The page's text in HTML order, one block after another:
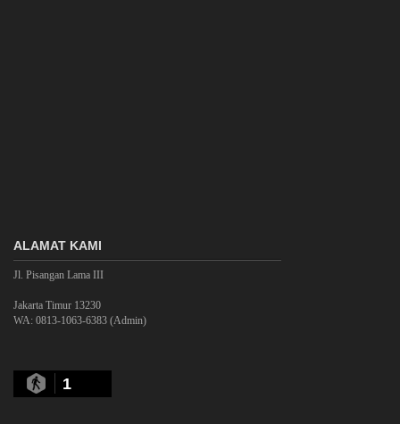
ALAMAT KAMI
Jl. Pisangan Lama III
Jakarta Timur 13230
WA: 0813-1063-6383 (Admin)
1